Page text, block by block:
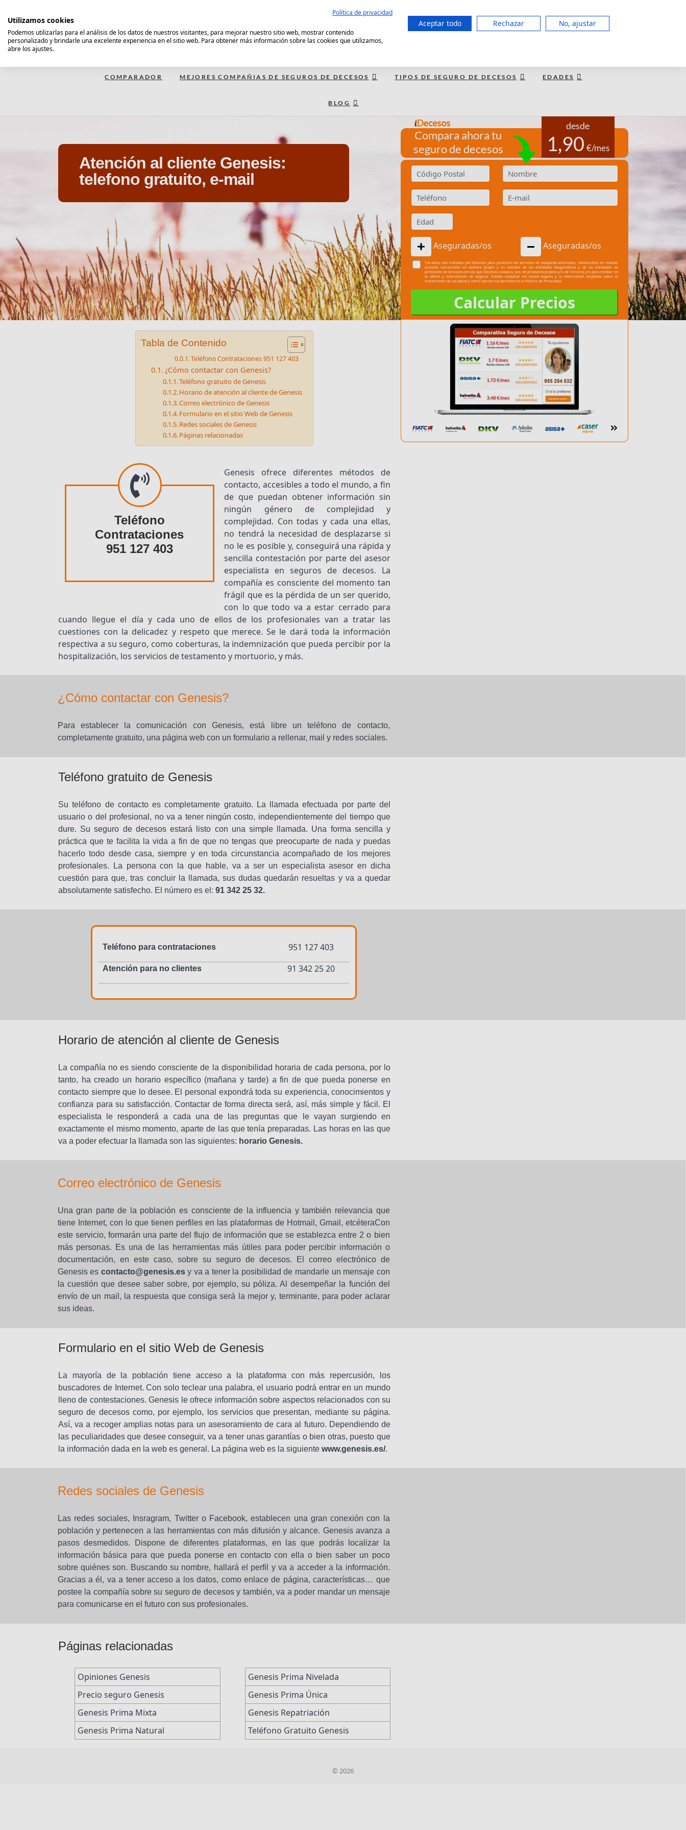
contenido
Comparador Seguro Decesos
951 127 403
LUN a JUE de 8:00 - 20:00, VIE 15:00
COMPARADOR MEJORES COMPAÑIAS DE SEGUROS DE DECESOS TIPOS DE SEGURO DE DECESOS EDADES
BLOG
Compara ahora tu
seguro de decesos
desde
1,90 €/mes
Aseguradas/os Aseguradas/os
Tus datos son tratados por iDecesos para prestarte los servicios de búsqueda solicitados, consistentes en realizar
acciones comerciales en nombre propio y en nombre de las entidades aseguradoras y de las entidades de
prestación de servicios con las que iDecesos colabora, sea de productos propios y/o de terceros y/o para mediar en
la oferta y contratación de seguros. Puedes consultar los avisos legalesy la información ampliada sobre el
tratamiento de tus datos y cómo ejercer tus derechos en la Política de Privacidad.
Calcular Precios
Atención al cliente Genesis:
telefono gratuito, e-mail
Tabla de Contenido
Teléfono Contrataciones 951 127 403
¿Cómo contactar con Genesis?
Teléfono gratuito de Genesis
Horario de atención al cliente de Genesis
Correo electrónico de Genesis
Formulario en el sitio Web de Genesis
Redes sociales de Genesis
Páginas relacionadas
Teléfono
Contrataciones
951 127 403
Genesis ofrece diferentes métodos de
contacto, accesibles a todo el mundo, a fin
de que puedan obtener información sin
ningún género de complejidad y
complejidad. Con todas y cada una ellas,
no tendrá la necesidad de desplazarse si
no le es posible y, conseguirá una rápida y
sencilla contestación por parte del asesor
especialista en seguros de decesos. La
compañía es consciente del momento tan
frágil que es la pérdida de un ser querido,
con lo que todo va a estar cerrado para
cuando llegue el día y cada uno de ellos de los profesionales van a tratar las
cuestiones con la delicadez y respeto que merece. Se le dará toda la información
respectiva a su seguro, como coberturas, la indemnización que pueda percibir por la
hospitalización, los servicios de testamento y mortuorio, y más.
¿Cómo contactar con Genesis?
Para establecer la comunicación con Genesis, está libre un teléfono de contacto,
completamente gratuito, una página web con un formulario a rellenar, mail y redes sociales.
Teléfono gratuito de Genesis
Su teléfono de contacto es completamente gratuito. La llamada efectuada por parte del
usuario o del profesional, no va a tener ningún costo, independientemente del tiempo que
dure. Su seguro de decesos estará listo con una simple llamada. Una forma sencilla y
práctica que te facilita la vida a fin de que no tengas que preocuparte de nada y puedas
hacerlo todo desde casa, siempre y en toda circunstancia acompañado de los mejores
profesionales. La persona con la que hable, va a ser un especialista asesor en dicha
cuestión para que, tras concluir la llamada, sus dudas quedarán resueltas y va a quedar
absolutamente satisfecho. El número es el: 91 342 25 32.
Teléfono para contrataciones 951 127 403
Atención para no clientes 91 342 25 20
Horario de atención al cliente de Genesis
La compañía no es siendo consciente de la disponibilidad horaria de cada persona, por lo
tanto, ha creado un horario específico (mañana y tarde) a fin de que pueda ponerse en
contacto siempre que lo desee. El personal expondrá toda su experiencia, conocimientos y
confianza para su satisfacción. Contactar de forma directa será, así, más simple y fácil. El
especialista le responderá a cada una de las preguntas que le vayan surgiendo en
exactamente el mismo momento, aparte de las que tenía preparadas. Las horas en las que
va a poder efectuar la llamada son las siguientes: horario Genesis.
Correo electrónico de Genesis
Una gran parte de la población es consciente de la influencia y también relevancia que
tiene Internet, con lo que tienen perfiles en las plataformas de Hotmail, Gmail, etcéteraCon
este servicio, formarán una parte del flujo de información que se establezca entre 2 o bien
más personas. Es una de las herramientas más útiles para poder percibir información o
documentación, en este caso, sobre su seguro de decesos. El correo electrónico de
Genesis es contacto@genesis.esy va a tener la posibilidad de mandarle un mensaje con
la cuestión que desee saber sobre, por ejemplo, su póliza. Al desempeñar la función del
envío de un mail, la respuesta que consiga será la mejor y, terminante, para poder aclarar
sus ideas.
Formulario en el sitio Web de Genesis
La mayoría de la población tiene acceso a la plataforma con más repercusión, los
buscadores de Internet. Con solo teclear una palabra, el usuario podrá entrar en un mundo
lleno de contestaciones. Genesis le ofrece información sobre aspectos relacionados con su
seguro de decesos como, por ejemplo, los servicios que presentan, mediante su página.
Así, va a recoger amplias notas para un asesoramiento de cara al futuro. Dependiendo de
las peculiaridades que desee conseguir, va a tener unas garantías o bien otras, puesto que
la información dada en la web es general. La página web es la siguiente www.genesis.es/.
Redes sociales de Genesis
Las redes sociales, Insragram, Twitter o Facebook, establecen una gran conexión con la
población y pertenecen a las herramientas con más difusión y alcance. Genesis avanza a
pasos desmedidos. Dispone de diferentes plataformas, en las que podrás localizar la
información básica para que pueda ponerse en contacto con ella o bien saber un poco
sobre quiénes son. Buscando su nombre, hallará el perfil y va a acceder a la información.
Gracias a él, va a tener acceso a los datos, como enlace de página, características… que
postee la compañía sobre su seguro de decesos y también, va a poder mandar un mensaje
para comunicarse en el futuro con sus profesionales.
Páginas relacionadas
Opiniones Genesis
Precio seguro Genesis
Genesis Prima Mixta
Genesis Prima Natural
Genesis Prima Nivelada
Genesis Prima Única
Genesis Repatriación
Teléfono Gratuito Genesis
© 2026
Política de privacidad
Utilizamos cookies
Podemos utilizarlas para el análisis de los datos de nuestros visitantes, para mejorar nuestro sitio web, mostrar contenido
personalizado y brindarle una excelente experiencia en el sitio web. Para obtener más información sobre las cookies que utilizamos,
abre los ajustes.
Aceptar todo Rechazar No, ajustar